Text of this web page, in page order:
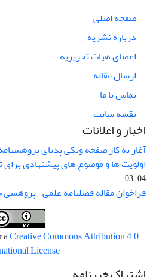
صفحه اصلی
درباره نشریه
اعضای هیات تحریریه
ارسال مقاله
تماس با ما
نقشه سایت
اخبار و اعلانات
آغاز به کار صفحه ویکی پدیای
اولویت ها و موضوع های پیشنهادی
04-03
فراخوان مقاله فصلنامه علمی- پژوهشی
aCreative Commons Attribution 4.0
License